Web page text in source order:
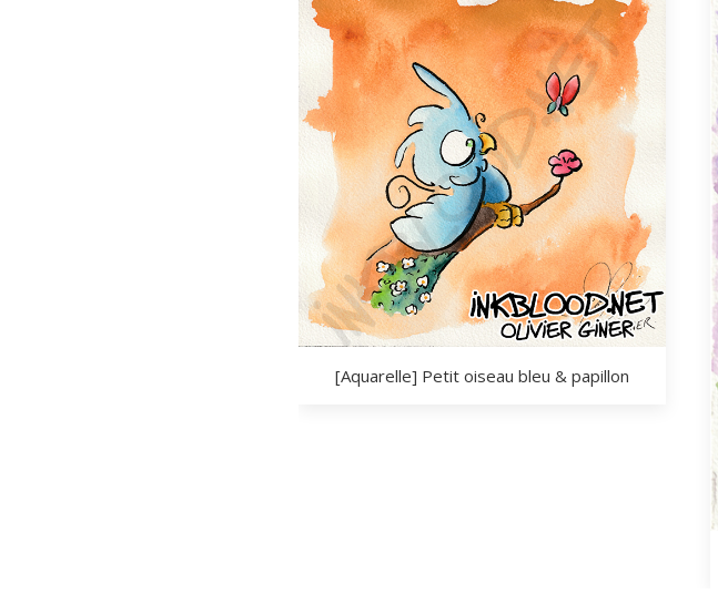
[Aquarelle] Petit oiseau bleu & papillon